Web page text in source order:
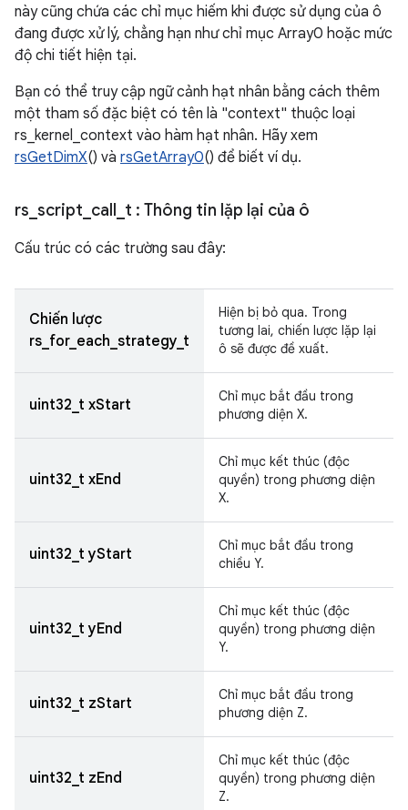
này cũng chứa các chỉ mục hiếm khi được sử dụng của ô
đang được xử lý, chẳng hạn như chỉ mục Array0 hoặc mức
độ chi tiết hiện tại.
Bạn có thể truy cập ngữ cảnh hạt nhân bằng cách thêm
một tham số đặc biệt có tên là "context" thuộc loại
rs_kernel_context vào hàm hạt nhân. Hãy xem
rsGetDimX() và rsGetArray0() để biết ví dụ.
rs script call t : Thông tin lặp lại của ô
Cấu trúc có các trường sau đây:
Chiến lược
rs_for_each_strategy_t
Hiện bị bỏ qua. Trong
tương lai, chiến lược lặp lại
ô sẽ được đề xuất.
uint32_t xStart
Chỉ mục bắt đầu trong
phương diện X.
uint32_t xEnd
Chỉ mục kết thúc (độc
quyền) trong phương diện
X.
uint32_t yStart
Chỉ mục bắt đầu trong
chiều Y.
uint32_t yEnd
Chỉ mục kết thúc (độc
quyền) trong phương diện
Y.
uint32_t zStart
Chỉ mục bắt đầu trong
phương diện Z.
uint32_t zEnd
Chỉ mục kết thúc (độc
quyền) trong phương diện
Z.